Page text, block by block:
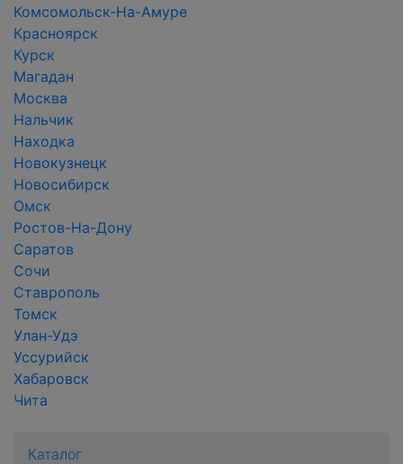
Комсомольск-На-Амуре
Красноярск
Курск
Магадан
Москва
Нальчик
Находка
Новокузнецк
Новосибирск
Омск
Ростов-На-Дону
Саратов
Сочи
Ставрополь
Томск
Улан-Удэ
Уссурийск
Хабаровск
Чита
Каталог